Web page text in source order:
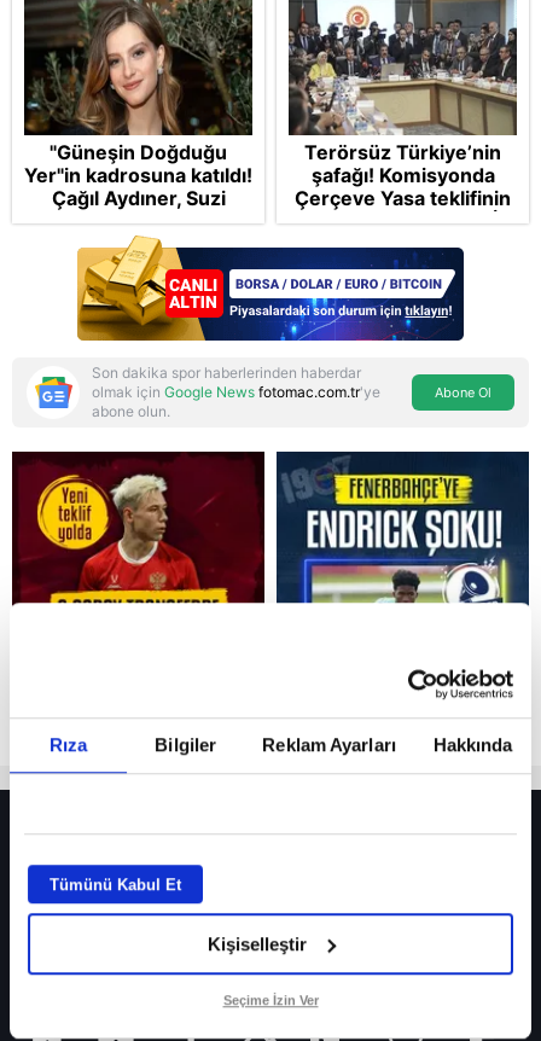
Rıza Bilgiler Reklam Ayarları Hakkında
Tümünü Kabul Et
Kişiselleştir
Seçime İzin Ver
Reddet
"Güneşin Doğduğu
Yer"in kadrosuna katıldı!
Çağıl Aydıner, Suzi
karakteriyle geliyor
Terörsüz Türkiye’nin
şafağı! Komisyonda
Çerçeve Yasa teklifinin
maddelerine geçildi: İP
ve Yeni Parti'den
provokasyon
Son dakika spor haberlerinden haberdar
olmak için Google News fotomac.com.tr'ye
abone olun.
Abone Ol
Fenerbahçe’de sürpriz ayrılık ihtimali! Devre arasında gelmişti
Fenerbahçe’nin yeni transferi Mason Greenwood için olay sözler!
Galatasaray’da rota yeniden Thiago Almada!